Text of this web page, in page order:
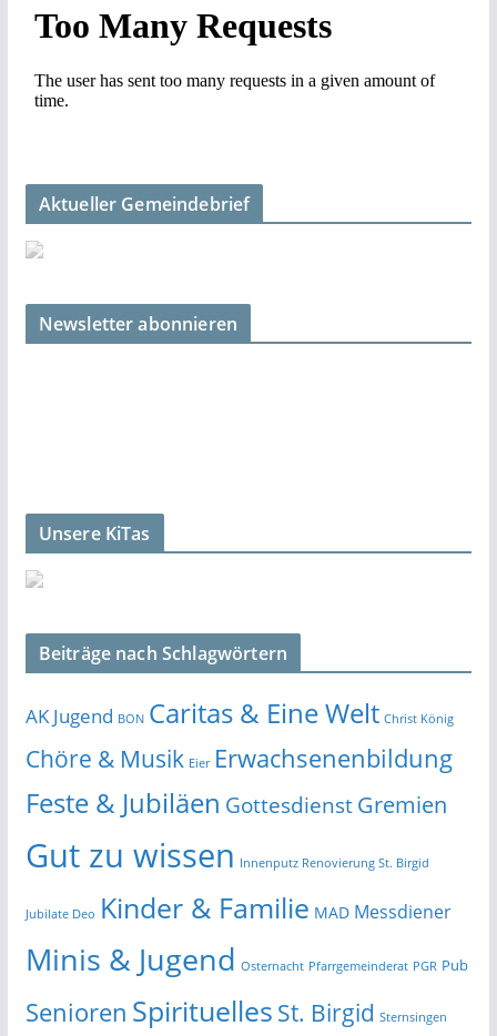
Aktueller Gemeindebrief
Newsletter abonnieren
Unsere KiTas
Beiträge nach Schlagwörtern
AK Jugend BON Caritas & Eine Welt Christ König
Chöre & Musik Eier Erwachsenenbildung
Feste & Jubiläen GottesdienstGremien
Gut zu wissen Innenputz Renovierung St. Birgid
Jubilate Deo Kinder & Familie MAD Messdiener
Minis & Jugend Osternacht Pfarrgemeinderat PGR Pub
Senioren Spirituelles St. Birgid Sternsingen